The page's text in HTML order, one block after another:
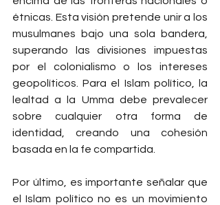
étnicas. Esta visión pretende unir a los
musulmanes bajo una sola bandera,
superando las divisiones impuestas
por el colonialismo o los intereses
geopolíticos. Para el Islam político, la
lealtad a la Umma debe prevalecer
sobre cualquier otra forma de
identidad, creando una cohesión
basada en la fe compartida.
Por último, es importante señalar que
el Islam político no es un movimiento